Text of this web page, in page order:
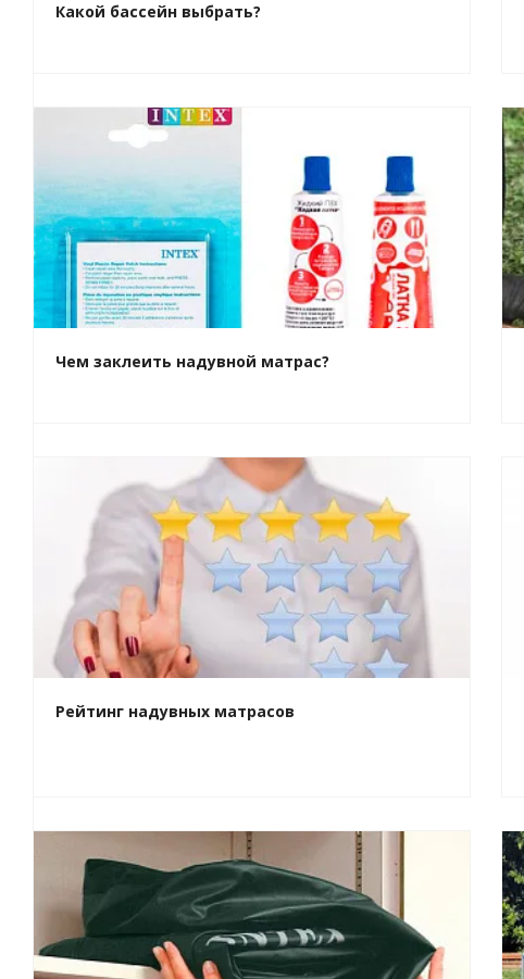
Какой бассейн выбрать?
Чем заклеить надувной матрас?
Рейтинг надувных матрасов